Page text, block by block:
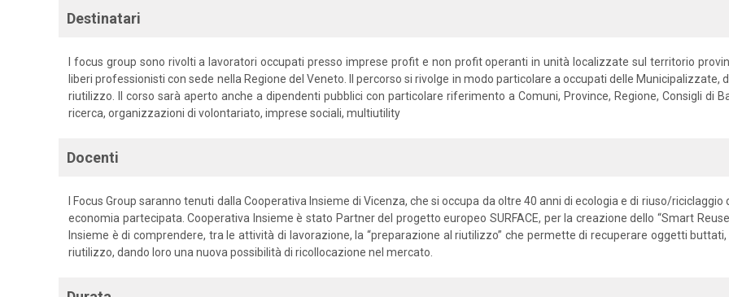
Destinatari
I focus group sono rivolti a lavoratori occupati presso imprese profit e non profit operanti in unità localizzate sul territorio
liberi professionisti con sede nella Regione del Veneto. Il percorso si rivolge in modo particolare a occupati delle Municipalizzate,
riutilizzo. Il corso sarà aperto anche a dipendenti pubblici con particolare riferimento a Comuni, Province, Regione, Consigli di
ricerca, organizzazioni di volontariato, imprese sociali, multiutility
Docenti
I Focus Group saranno tenuti dalla Cooperativa Insieme di Vicenza, che si occupa da oltre 40 anni di ecologia e di riuso/
economia partecipata. Cooperativa Insieme è stato Partner del progetto europeo SURFACE, per la creazione dello “Smart
Insieme è di comprendere, tra le attività di lavorazione, la “preparazione al riutilizzo” che permette di recuperare oggetti
riutilizzo, dando loro una nuova possibilità di ricollocazione nel mercato.